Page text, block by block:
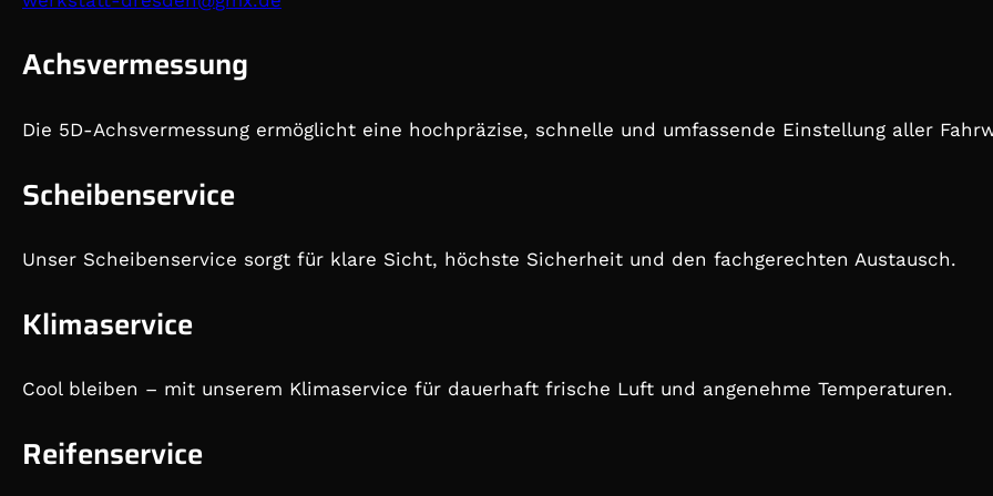
Achsvermessung
Die 5D-Achsvermessung ermöglicht eine hochpräzise, schnelle und umfassende Einstellung aller
Scheibenservice
Unser Scheibenservice sorgt für klare Sicht, höchste Sicherheit und den fachgerechten Austausch.
Klimaservice
Cool bleiben – mit unserem Klimaservice für dauerhaft frische Luft und angenehme Temperaturen.
Reifenservice